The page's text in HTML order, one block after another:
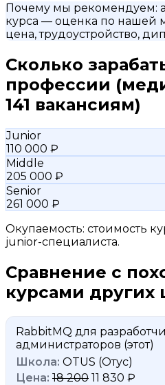
Почему мы рекомендуем:
курса — оценка по нашей
цена, трудоустройство,
Сколько
профессии
141 вакансиям)
Junior
110 000 ₽
Middle
205 000 ₽
Senior
261 000 ₽
Окупаемость: стоимость
junior-специалиста.
Сравнение с
курсами других
RabbitMQ для
администраторов (этот)
OTUS (Отус)
18 200 11 830 ₽